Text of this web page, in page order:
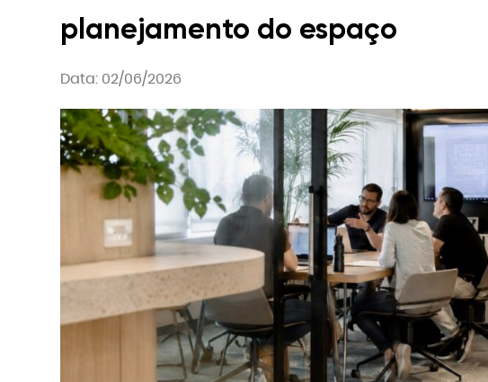
planejamento do espaço
Data: 02/06/2026